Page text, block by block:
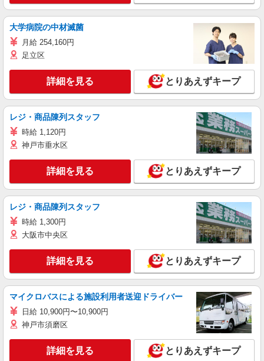
大学病院の中材滅菌
月給 254,160円
足立区
詳細を見る とりあえずキープ
レジ・商品陳列スタッフ
時給 1,120円
神戸市垂水区
詳細を見る とりあえずキープ
レジ・商品陳列スタッフ
時給 1,300円
大阪市中央区
詳細を見る とりあえずキープ
マイクロバスによる施設利用者送迎ドライバー
日給 10,900円〜10,900円
神戸市須磨区
詳細を見る とりあえずキープ